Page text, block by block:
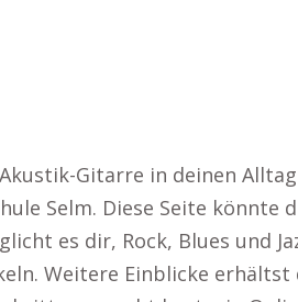
Gitarre in deinen
Selm. Diese Seite könnte
es dir, Rock, Blues und
Weitere Einblicke erhältst